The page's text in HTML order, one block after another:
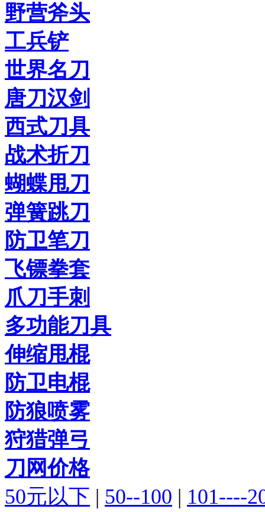
野营斧头
工兵铲
世界名刀
唐刀汉剑
西式刀具
战术折刀
蝴蝶甩刀
弹簧跳刀
防卫笔刀
飞镖拳套
爪刀手刺
多功能刀具
伸缩甩棍
防卫电棍
防狼喷雾
狩猎弹弓
刀网价格
50元以下 | 50--100 | 101----